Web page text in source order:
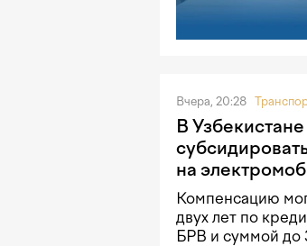
Вчера, 20:28
В
на
Компенсацию
двух лет по
БРВ и суммой до